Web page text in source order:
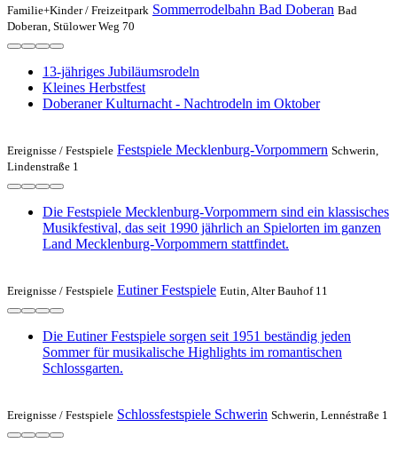
Familie+Kinder / Freizeitpark Sommerrodelbahn Bad Doberan Bad
Doberan, Stülower Weg 70
13-jähriges Jubiläumsrodeln
Kleines Herbstfest
Doberaner Kulturnacht - Nachtrodeln im Oktober
Ereignisse / Festspiele Festspiele Mecklenburg-Vorpommern Schwerin,
Lindenstraße 1
Die Festspiele Mecklenburg-Vorpommern sind ein klassisches
Musikfestival, das seit 1990 jährlich an Spielorten im ganzen
Land Mecklenburg-Vorpommern stattfindet.
Ereignisse / Festspiele Eutiner Festspiele Eutin, Alter Bauhof 11
Die Eutiner Festspiele sorgen seit 1951 beständig jeden
Sommer für musikalische Highlights im romantischen
Schlossgarten.
Ereignisse / Festspiele Schlossfestspiele Schwerin Schwerin, Lennéstraße 1